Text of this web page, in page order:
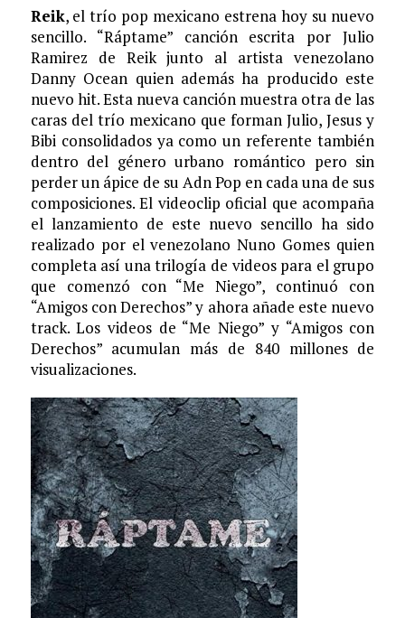
Reik, el trío pop mexicano estrena hoy su nuevo
sencillo. “Ráptame” canción escrita por Julio
Ramirez de Reik junto al artista venezolano
Danny Ocean quien además ha producido este
nuevo hit. Esta nueva canción muestra otra de las
caras del trío mexicano que forman Julio, Jesus y
Bibi consolidados ya como un referente también
dentro del género urbano romántico pero sin
perder un ápice de su Adn Pop en cada una de sus
composiciones. El videoclip oficial que acompaña
el lanzamiento de este nuevo sencillo ha sido
realizado por el venezolano Nuno Gomes quien
completa así una trilogía de videos para el grupo
que comenzó con “Me Niego”, continuó con
“Amigos con Derechos” y ahora añade este nuevo
track. Los videos de “Me Niego” y “Amigos con
Derechos” acumulan más de 840 millones de
visualizaciones.